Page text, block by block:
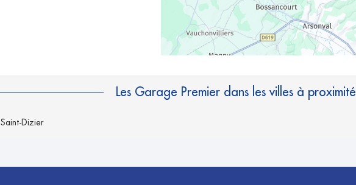
Les Garage Premier dans les villes à proximité
Saint-Dizier